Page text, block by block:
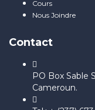
Cours
Nous Joindre
Contact
PO Box Sable
Cameroun.